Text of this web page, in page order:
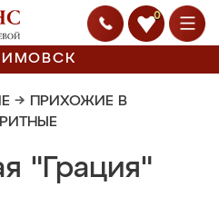
0
→ ПРИХОЖИЕ В
"Грация"